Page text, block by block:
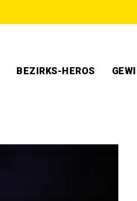
BEZIRKS-HEROS